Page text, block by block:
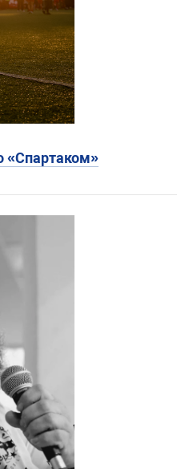
«Спартаком»